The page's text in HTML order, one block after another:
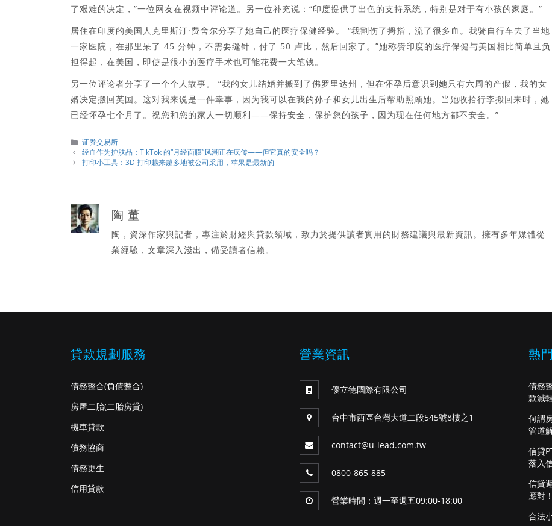
了艰难的决定，”一位网友在视频中评论道。另一位补充说：“印度提供了出色的支持系统，特别是对于有小孩的家庭。”
居住在印度的美国人克里斯汀·费舍尔分享了她自己的医疗保健经验。 “我割伤了拇指，流了很多血。我骑自行车去了当地
一家医院，在那里呆了 45 分钟，不需要缝针，付了 50 卢比，然后回家了。”她称赞印度的医疗保健与美国相比简单且负
担得起，在美国，即使是很小的医疗手术也可能花费一大笔钱。
另一位评论者分享了一个个人故事。 “我的女儿结婚并搬到了佛罗里达州，但在怀孕后意识到她只有六周的产假，我的女
婿决定搬回英国。这对我来说是一件幸事，因为我可以在我的孙子和女儿出生后帮助照顾她。当她收拾行李搬回来时，她
已经怀孕七个月了。祝您和您的家人一切顺利——保持安全，保护您的孩子，因为现在任何地方都不安全。”
分
類
证券交易所
经血作为护肤品：TikTok 的“月经面膜”风潮正在疯传——但它真的安全吗？
打印小工具：3D 打印越来越多地被公司采用，苹果是最新的
陶 董
陶，資深作家與記者，專注於財經與貸款領域，致力於提供讀者實用的財務建議與最新資訊。擁有多年媒體從
業經驗，文章深入淺出，備受讀者信賴。
貸款規劃服務
債務整合(負債整合)
房屋二胎(二胎房貸)
機車貸款
債務協商
債務更生
信用貸款
營業資訊
優立德國際有限公司
台中市西區台灣大道二段545號8樓之1
contact@u-lead.com.tw
0800-865-885
營業時間：週一至週五09:00-18:00
熱
債務
款減
何謂
管道
信貸
落入
信貸
應對！
合法